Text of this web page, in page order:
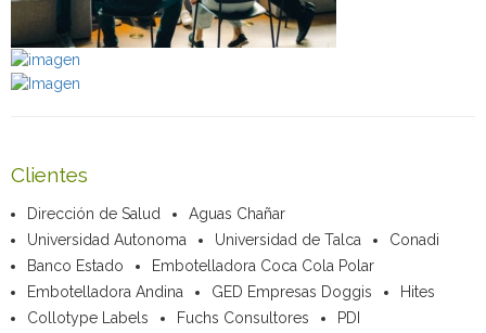
Clientes
Dirección de Salud
Aguas Chañar
Universidad Autonoma
Universidad de Talca
Conadi
Banco Estado
Embotelladora Coca Cola Polar
Embotelladora Andina
GED Empresas Doggis
Hites
Collotype Labels
Fuchs Consultores
PDI